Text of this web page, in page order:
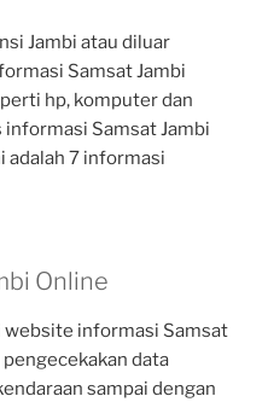
Jambi atau diluar
Samsat Jambi
hp, komputer dan
informasi Samsat Jambi
adalah 7 informasi
Online
website informasi Samsat
data
sampai dengan